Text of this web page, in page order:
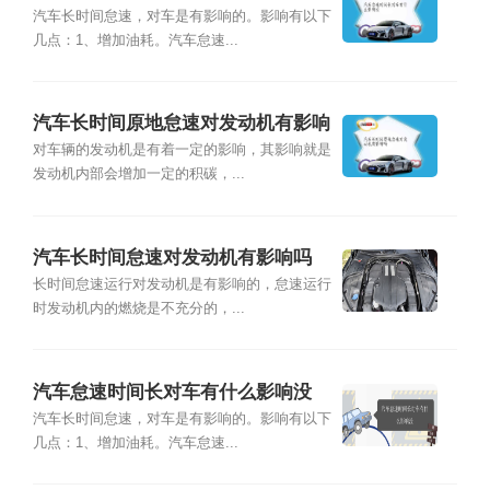
汽车长时间怠速，对车是有影响的。影响有以下
几点：1、增加油耗。汽车怠速...
汽车长时间原地怠速对发动机有影响
吗
对车辆的发动机是有着一定的影响，其影响就是
发动机内部会增加一定的积碳，...
汽车长时间怠速对发动机有影响吗
长时间怠速运行对发动机是有影响的，怠速运行
时发动机内的燃烧是不充分的，...
汽车怠速时间长对车有什么影响没
汽车长时间怠速，对车是有影响的。影响有以下
几点：1、增加油耗。汽车怠速...